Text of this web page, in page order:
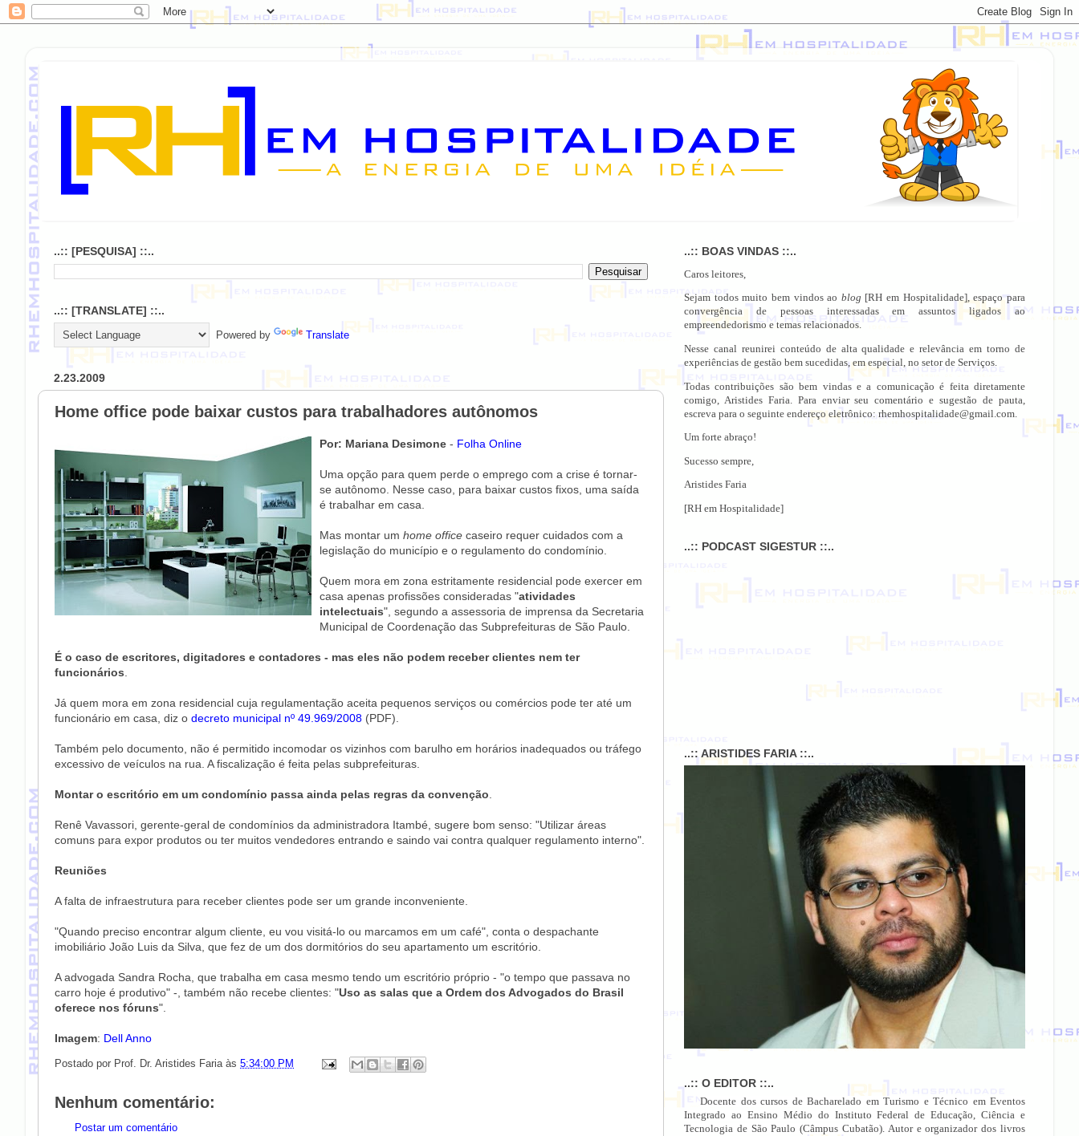
..:: [PESQUISA] ::..
..:: [TRANSLATE] ::..
Powered by Translate
2.23.2009
Home office pode baixar custos para trabalhadores autônomos
Por: Mariana Desimone - Folha Online
Uma opção para quem perde o emprego com a crise é tornar-
se autônomo. Nesse caso, para baixar custos fixos, uma saída
é trabalhar em casa.
Mas montar um home office caseiro requer cuidados com a
legislação do município e o regulamento do condomínio.
Quem mora em zona estritamente residencial pode exercer em
casa apenas profissões consideradas "atividades
intelectuais", segundo a assessoria de imprensa da Secretaria
Municipal de Coordenação das Subprefeituras de São Paulo.
É o caso de escritores, digitadores e contadores - mas eles não podem receber clientes nem ter
funcionários
Já quem mora em zona residencial cuja regulamentação aceita pequenos serviços ou comércios pode ter até um
funcionário em casa, diz o decreto municipal nº 49.969/2008 (PDF).
Também pelo documento, não é permitido incomodar os vizinhos com barulho em horários inadequados ou tráfego
excessivo de veículos na rua. A fiscalização é feita pelas subprefeituras.
Montar o escritório em um condomínio passa ainda pelas regras da convenção
Renê Vavassori, gerente-geral de condomínios da administradora Itambé, sugere bom senso: "Utilizar áreas
comuns para expor produtos ou ter muitos vendedores entrando e saindo vai contra qualquer regulamento interno".
Reuniões
A falta de infraestrutura para receber clientes pode ser um grande inconveniente.
"Quando preciso encontrar algum cliente, eu vou visitá-lo ou marcamos em um café", conta o despachante
imobiliário João Luis da Silva, que fez de um dos dormitórios do seu apartamento um escritório.
A advogada Sandra Rocha, que trabalha em casa mesmo tendo um escritório próprio - "o tempo que passava no
carro hoje é produtivo" -, também não recebe clientes: "Uso as salas que a Ordem dos Advogados do Brasil
oferece nos fóruns".
Imagem: Dell Anno
Postado por Prof. Dr. Aristides Faria às 5:34:00 PM
Nenhum comentário:
Postar um comentário
..:: BOAS VINDAS ::..
Caros leitores,
Sejam todos muito bem vindos ao blog [RH em Hospitalidade], espaço para
convergência de pessoas interessadas em assuntos ligados ao
empreendedorismo e temas relacionados.
Nesse canal reunirei conteúdo de alta qualidade e relevância em torno de
experiências de gestão bem sucedidas, em especial, no setor de Serviços.
Todas contribuições são bem vindas e a comunicação é feita diretamente
comigo, Aristides Faria. Para enviar seu comentário e sugestão de pauta,
escreva para o seguinte endereço eletrônico: rhemhospitalidade@gmail.com.
Um forte abraço!
Sucesso sempre,
Aristides Faria
[RH em Hospitalidade]
..:: PODCAST SIGESTUR ::..
..:: ARISTIDES FARIA ::..
..:: O EDITOR ::..
Docente dos cursos de Bacharelado em Turismo e Técnico em Eventos
Integrado ao Ensino Médio do Instituto Federal de Educação, Ciência e
Tecnologia de São Paulo (Câmpus Cubatão). Autor e organizador dos livros